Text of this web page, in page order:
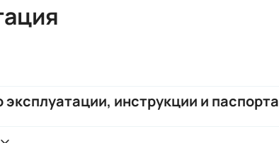
эксплуатации, инструкции и паспорта